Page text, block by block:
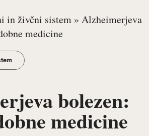
in živčni sistem » Alzheimerjeva
medicine
bolezen:
medicine